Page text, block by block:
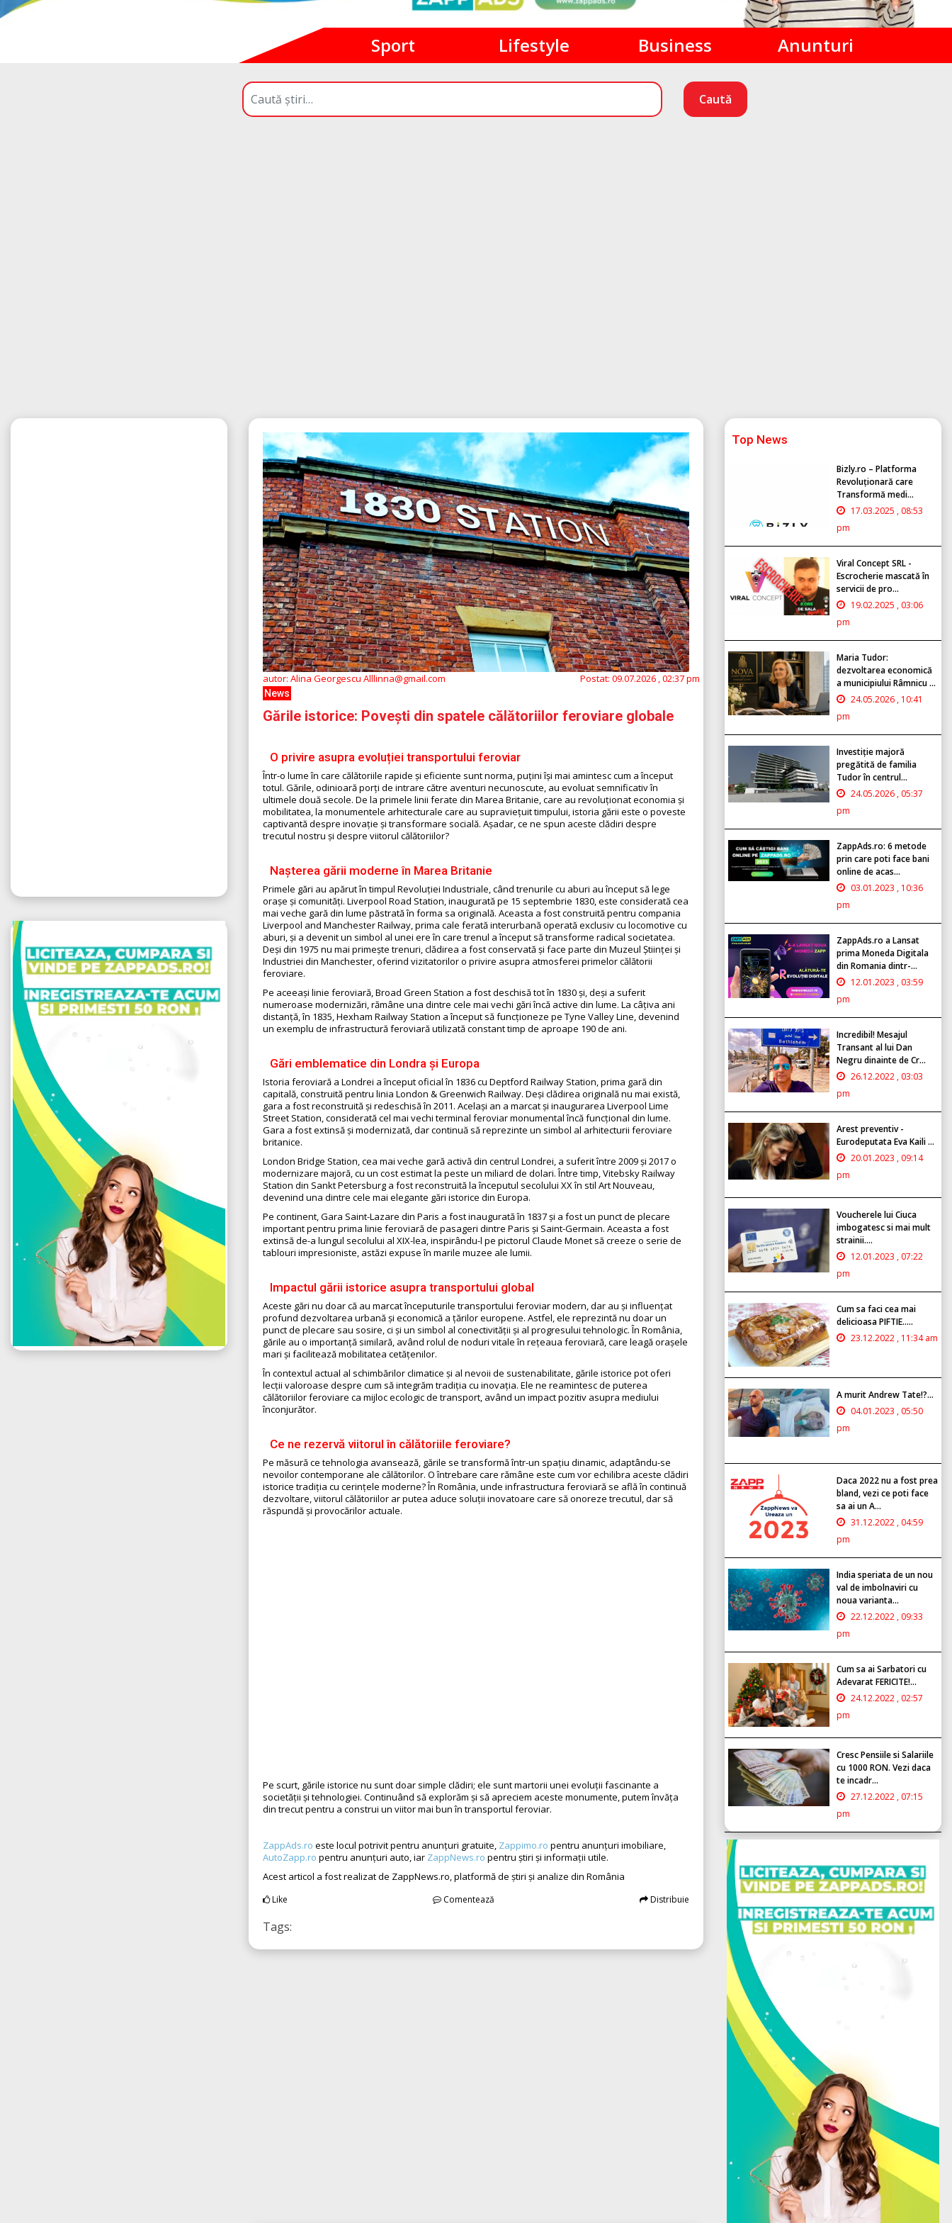
Sport Lifestyle Business Anunturi
Caută
autor: Alina Georgescu Alllinna@gmail.com Postat: 09.07.2026 , 02:37 pm
News
Gările istorice: Povești din spatele călătoriilor feroviare globale
O privire asupra evoluției transportului feroviar
Într-o lume în care călătoriile rapide și eficiente sunt norma, puțini își mai amintesc cum a început
totul. Gările, odinioară porți de intrare către aventuri necunoscute, au evoluat semnificativ în
ultimele două secole. De la primele linii ferate din Marea Britanie, care au revoluționat economia și
mobilitatea, la monumentele arhitecturale care au supraviețuit timpului, istoria gării este o poveste
captivantă despre inovație și transformare socială. Așadar, ce ne spun aceste clădiri despre
trecutul nostru și despre viitorul călătoriilor?
Nașterea gării moderne în Marea Britanie
Primele gări au apărut în timpul Revoluției Industriale, când trenurile cu aburi au început să lege
orașe și comunități. Liverpool Road Station, inaugurată pe 15 septembrie 1830, este considerată cea
mai veche gară din lume păstrată în forma sa originală. Aceasta a fost construită pentru compania
Liverpool and Manchester Railway, prima cale ferată interurbană operată exclusiv cu locomotive cu
aburi, și a devenit un simbol al unei ere în care trenul a început să transforme radical societatea.
Deși din 1975 nu mai primește trenuri, clădirea a fost conservată și face parte din Muzeul Științei și
Industriei din Manchester, oferind vizitatorilor o privire asupra atmosferei primelor călătorii
feroviare.
Pe aceeași linie feroviară, Broad Green Station a fost deschisă tot în 1830 și, deși a suferit
numeroase modernizări, rămâne una dintre cele mai vechi gări încă active din lume. La câțiva ani
distanță, în 1835, Hexham Railway Station a început să funcționeze pe Tyne Valley Line, devenind
un exemplu de infrastructură feroviară utilizată constant timp de aproape 190 de ani.
Gări emblematice din Londra și Europa
Istoria feroviară a Londrei a început oficial în 1836 cu Deptford Railway Station, prima gară din
capitală, construită pentru linia London & Greenwich Railway. Deși clădirea originală nu mai există,
gara a fost reconstruită și redeschisă în 2011. Același an a marcat și inaugurarea Liverpool Lime
Street Station, considerată cel mai vechi terminal feroviar monumental încă funcțional din lume.
Gara a fost extinsă și modernizată, dar continuă să reprezinte un simbol al arhitecturii feroviare
britanice.
London Bridge Station, cea mai veche gară activă din centrul Londrei, a suferit între 2009 și 2017 o
modernizare majoră, cu un cost estimat la peste un miliard de dolari. Între timp, Vitebsky Railway
Station din Sankt Petersburg a fost reconstruită la începutul secolului XX în stil Art Nouveau,
devenind una dintre cele mai elegante gări istorice din Europa.
Pe continent, Gara Saint-Lazare din Paris a fost inaugurată în 1837 și a fost un punct de plecare
important pentru prima linie feroviară de pasageri dintre Paris și Saint-Germain. Aceasta a fost
extinsă de-a lungul secolului al XIX-lea, inspirându-l pe pictorul Claude Monet să creeze o serie de
tablouri impresioniste, astăzi expuse în marile muzee ale lumii.
Impactul gării istorice asupra transportului global
Aceste gări nu doar că au marcat începuturile transportului feroviar modern, dar au și influențat
profund dezvoltarea urbană și economică a țărilor europene. Astfel, ele reprezintă nu doar un
punct de plecare sau sosire, ci și un simbol al conectivității și al progresului tehnologic. În România,
gările au o importanță similară, având rolul de noduri vitale în rețeaua feroviară, care leagă orașele
mari și facilitează mobilitatea cetățenilor.
În contextul actual al schimbărilor climatice și al nevoii de sustenabilitate, gările istorice pot oferi
lecții valoroase despre cum să integrăm tradiția cu inovația. Ele ne reamintesc de puterea
călătoriilor feroviare ca mijloc ecologic de transport, având un impact pozitiv asupra mediului
înconjurător.
Ce ne rezervă viitorul în călătoriile feroviare?
Pe măsură ce tehnologia avansează, gările se transformă într-un spațiu dinamic, adaptându-se
nevoilor contemporane ale călătorilor. O întrebare care rămâne este cum vor echilibra aceste clădiri
istorice tradiția cu cerințele moderne? În România, unde infrastructura feroviară se află în continuă
dezvoltare, viitorul călătoriilor ar putea aduce soluții inovatoare care să onoreze trecutul, dar să
răspundă și provocărilor actuale.
Pe scurt, gările istorice nu sunt doar simple clădiri; ele sunt martorii unei evoluții fascinante a
societății și tehnologiei. Continuând să explorăm și să apreciem aceste monumente, putem învăța
din trecut pentru a construi un viitor mai bun în transportul feroviar.
ZappAds.ro este locul potrivit pentru anunțuri gratuite, Zappimo.ro pentru anunțuri imobiliare,
AutoZapp.ro pentru anunțuri auto, iar ZappNews.ro pentru știri și informații utile.
Acest articol a fost realizat de ZappNews.ro, platformă de știri și analize din România
Like Comentează Distribuie
Tags:
Top News
Bizly.ro – Platforma
Revoluționară care
Transformă medi...
17.03.2025 , 08:53
pm
Viral Concept SRL -
Escrocherie mascată în
servicii de pro...
19.02.2025 , 03:06
pm
Maria Tudor:
dezvoltarea economică
a municipiului Râmnicu ...
24.05.2026 , 10:41
pm
Investiție majoră
pregătită de familia
Tudor în centrul...
24.05.2026 , 05:37
pm
ZappAds.ro: 6 metode
prin care poti face bani
online de acas...
03.01.2023 , 10:36
pm
ZappAds.ro a Lansat
prima Moneda Digitala
din Romania dintr-...
12.01.2023 , 03:59
pm
Incredibil! Mesajul
Transant al lui Dan
Negru dinainte de Cr...
26.12.2022 , 03:03
pm
Arest preventiv -
Eurodeputata Eva Kaili ...
20.01.2023 , 09:14
pm
Voucherele lui Ciuca
imbogatesc si mai mult
strainii....
12.01.2023 , 07:22
pm
Cum sa faci cea mai
delicioasa PIFTIE.....
23.12.2022 , 11:34 am
A murit Andrew Tate!?...
04.01.2023 , 05:50
pm
Daca 2022 nu a fost prea
bland, vezi ce poti face
sa ai un A...
31.12.2022 , 04:59
pm
India speriata de un nou
val de imbolnaviri cu
noua varianta...
22.12.2022 , 09:33
pm
Cum sa ai Sarbatori cu
Adevarat FERICITE!...
24.12.2022 , 02:57
pm
Cresc Pensiile si Salariile
cu 1000 RON. Vezi daca
te incadr...
27.12.2022 , 07:15
pm